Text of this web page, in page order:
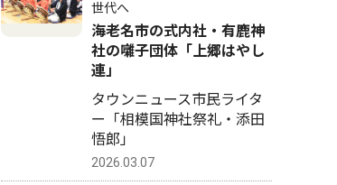
伊勢原 2026.08.07
伊勢原市粟窪 キクラゲの出
荷最盛期 10月末まで続く
伊勢原
員派遣
定で
世代へ
海老名市の式内社・有鹿神
社の囃子団体「上郷はやし
連」
タウンニュース市民ライタ
ー「相模国神社祭礼・添田
悟郎」
2026.03.07